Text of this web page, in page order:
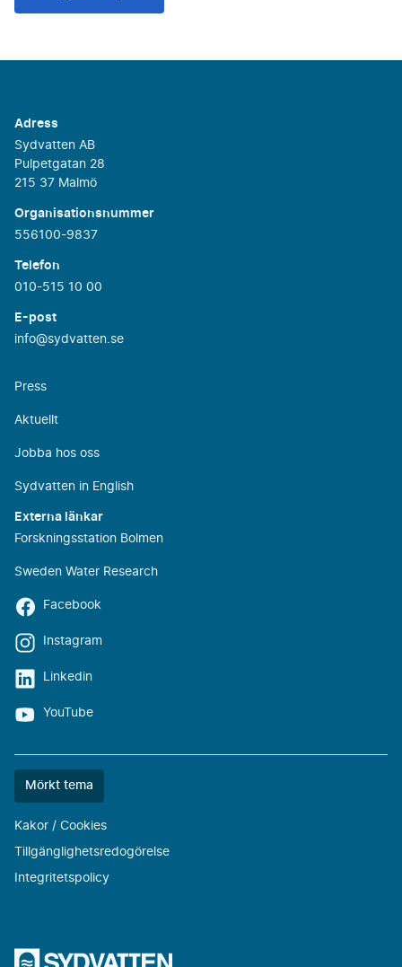
Adress
Sydvatten AB
Pulpetgatan 28
215 37 Malmö
Organisationsnummer
556100-9837
Telefon
010-515 10 00
E-post
info@sydvatten.se
Press
Aktuellt
Jobba hos oss
Sydvatten in English
Externa länkar
Forskningsstation Bolmen
Sweden Water Research
Facebook
Instagram
Linkedin
YouTube
Färgtemat
Mörkt tema
Kakor / Cookies
Tillgänglighetsredogörelse
Integritetspolicy